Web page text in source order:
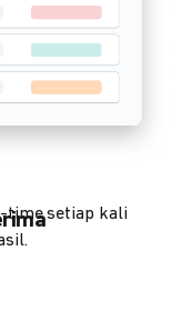
time setiap kali